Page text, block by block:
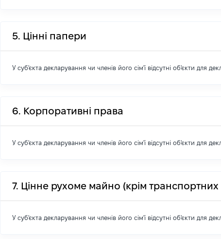
5. Цінні папери
У суб'єкта декларування чи членів його сім'ї відсутні об'єкти для
6. Корпоративні права
У суб'єкта декларування чи членів його сім'ї відсутні об'єкти для
7. Цінне рухоме майно (крім транспортних
У суб'єкта декларування чи членів його сім'ї відсутні об'єкти для